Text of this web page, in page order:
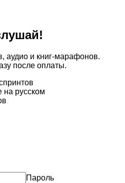
аудио и книг-марафонов.
после оплаты.
русском
Пароль